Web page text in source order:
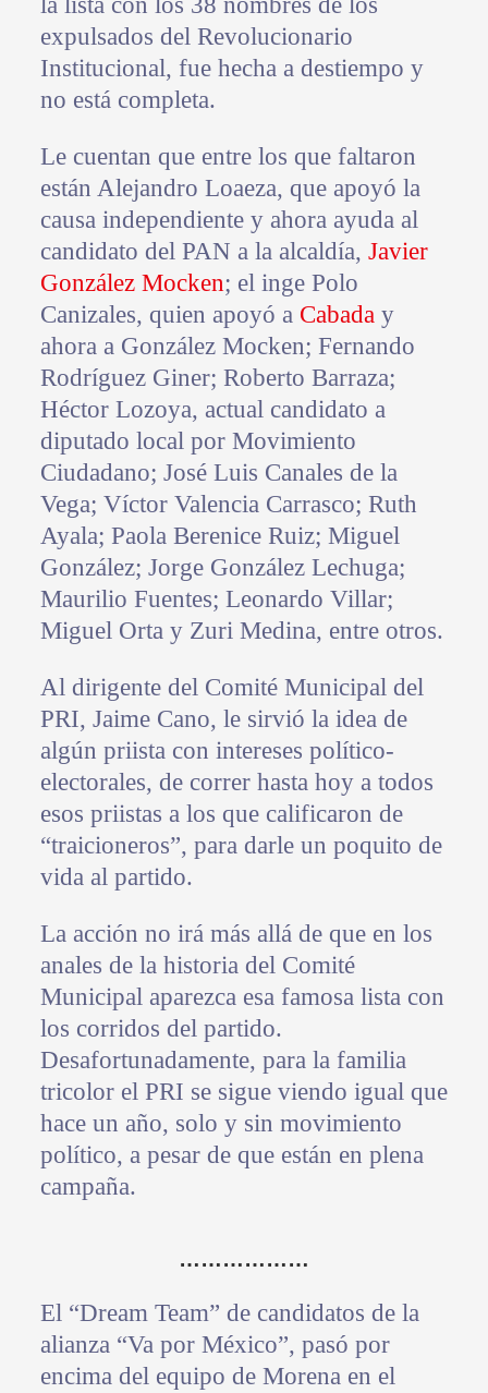
expulsados del Revolucionario
Institucional, fue hecha a destiempo y
no está completa.
Le cuentan que entre los que faltaron
están Alejandro Loaeza, que apoyó la
causa independiente y ahora ayuda al
candidato del PAN a la alcaldía, Javier
González Mocken; el inge Polo
Canizales, quien apoyó a Cabaday
ahora a González Mocken; Fernando
Rodríguez Giner; Roberto Barraza;
Héctor Lozoya, actual candidato a
diputado local por Movimiento
Ciudadano; José Luis Canales de la
Vega; Víctor Valencia Carrasco; Ruth
Ayala; Paola Berenice Ruiz; Miguel
González; Jorge González Lechuga;
Maurilio Fuentes; Leonardo Villar;
Miguel Orta y Zuri Medina, entre otros.
Al dirigente del Comité Municipal del
PRI, Jaime Cano, le sirvió la idea de
algún priista con intereses político-
electorales, de correr hasta hoy a todos
esos priistas a los que calificaron de
“traicioneros”, para darle un poquito de
vida al partido.
La acción no irá más allá de que en los
anales de la historia del Comité
Municipal aparezca esa famosa lista con
los corridos del partido.
Desafortunadamente, para la familia
tricolor el PRI se sigue viendo igual que
hace un año, solo y sin movimiento
político, a pesar de que están en plena
campaña.
………………
El “Dream Team” de candidatos de la
alianza “Va por México”, pasó por
encima del equipo de Morena en el